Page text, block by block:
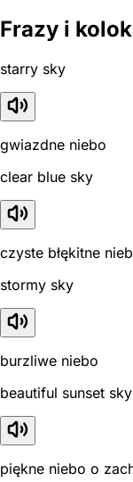
Frazy i
starry sky
gwiazdne niebo
clear blue sky
czyste błękitne
stormy sky
burzliwe niebo
beautiful sunset sky
piękne niebo o